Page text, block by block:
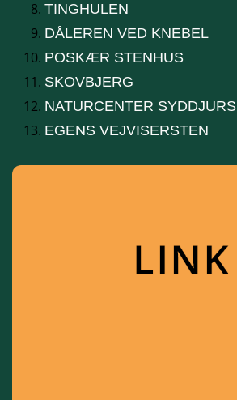
TINGHULEN
DÅLEREN VED KNEBEL
POSKÆR STENHUS
SKOVBJERG
NATURCENTER SYDDJURS
EGENS VEJVISERSTEN